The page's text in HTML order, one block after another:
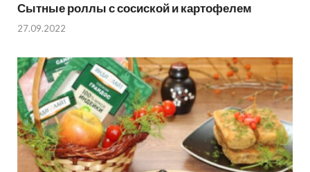
Сытные роллы с сосиской и картофелем
27.09.2022